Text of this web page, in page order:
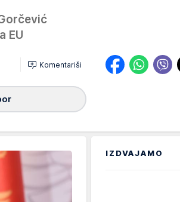
EU
Komentariši
IZDVAJAMO